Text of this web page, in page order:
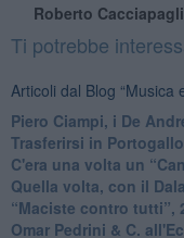
Roberto
Ti potrebbe
Articoli dal Blog “Musica
​Piero Ciampi, i De
​Trasferirsi in
​C'era una volta un
Quella volta, con il
​“Maciste contro tutti”,
​Omar Pedrini & C.